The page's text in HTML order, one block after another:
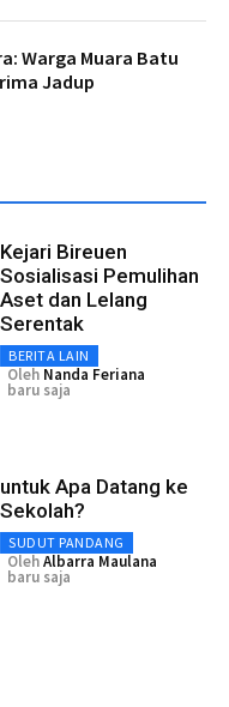
Warga Muara Batu
Jadup
Kejari Bireuen
Sosialisasi Pemulihan
Aset dan Lelang
Serentak
BERITA LAIN
Oleh Nanda Feriana
baru saja
untuk Apa Datang ke
Sekolah?
SUDUT PANDANG
OlehAlbarra Maulana
baru saja